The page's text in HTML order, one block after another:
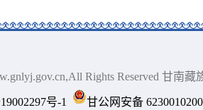
Rights Reserved 甘南
号-1 甘公网安备